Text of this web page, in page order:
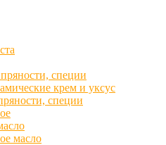
специи
крем и уксус
специи
масло